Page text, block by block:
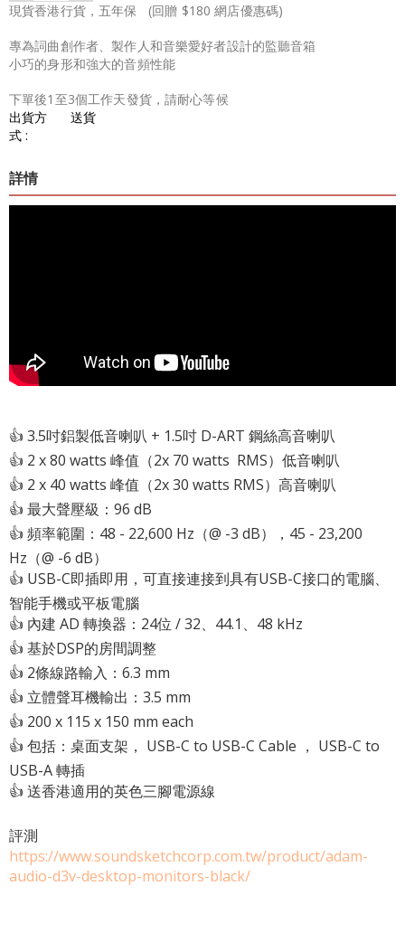
現貨香港行貨，五年保 (回贈 $180 網店優惠碼)
專為詞曲創作者、製作人和音樂愛好者設計的監聽音箱
小巧的身形和強大的音頻性能
下單後1至3個工作天發貨，請耐心等候
出貨方
式 :
送貨
詳情
👍 3.5吋鋁製低音喇叭 + 1.5吋 D-ART 鋼絲高音喇叭
👍 2 x 80 watts 峰值（2x 70 watts RMS）低音喇叭
👍 2 x 40 watts 峰值（2x 30 watts RMS）高音喇叭
👍 最大聲壓級：96 dB
👍 頻率範圍：48 - 22,600 Hz（@ -3 dB），45 - 23,200
Hz（@ -6 dB）
👍 USB-C即插即用，可直接連接到具有USB-C接口的電腦、
智能手機或平板電腦
👍 內建 AD 轉換器：24位 / 32、44.1、48 kHz
👍 基於DSP的房間調整
👍 2條線路輸入：6.3 mm
👍 立體聲耳機輸出：3.5 mm
👍 200 x 115 x 150 mm each
👍 包括：桌面支架， USB-C to USB-C Cable ， USB-C to
USB-A 轉插
👍 送香港適用的英色三腳電源線
評測
https://www.soundsketchcorp.com.tw/product/adam-
audio-d3v-desktop-monitors-black/